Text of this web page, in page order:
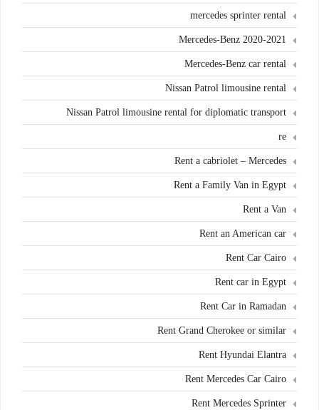
mercedes sprinter rental
Mercedes-Benz 2020-2021
Mercedes-Benz car rental
Nissan Patrol limousine rental
Nissan Patrol limousine rental for diplomatic transport
re
Rent a cabriolet – Mercedes
Rent a Family Van in Egypt
Rent a Van
Rent an American car
Rent Car Cairo
Rent car in Egypt
Rent Car in Ramadan
Rent Grand Cherokee or similar
Rent Hyundai Elantra
Rent Mercedes Car Cairo
Rent Mercedes Sprinter